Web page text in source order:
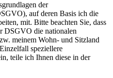
der
auf deren Basis ich die
mit. Bitte beachten Sie, dass
DSGVO die nationalen
meinem Wohn- und Sitzland
speziellere
teile ich Ihnen diese in der